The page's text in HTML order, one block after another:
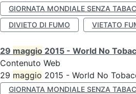
GIORNATA MONDIALE SENZA
DIVIETO DI FUMO
VIETATO
29 maggio 2015 - World No
Contenuto Web
29 maggio 2015 - World No
GIORNATA MONDIALE SENZA